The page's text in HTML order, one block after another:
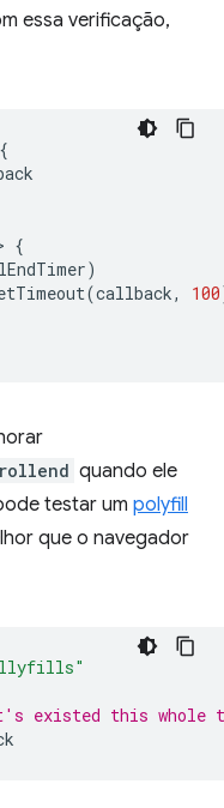
essa verificação,
{
{
)
(callback, 100
quando ele
testar um polyfill
que o navegador
existed this whole